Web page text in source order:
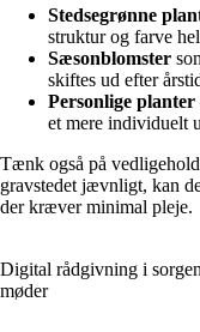
Stedsegrønne
struktur og farve
Sæsonblomster
skiftes ud efter
Personlige planter
et mere individuelt
Tænk også på
gravstedet jævnligt, kan
der kræver minimal pleje.
Digital rådgivning i
møder